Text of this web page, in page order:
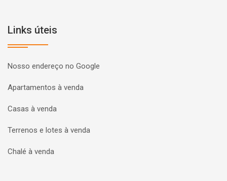
Links úteis
Nosso endereço no Google
Apartamentos à venda
Casas à venda
Terrenos e lotes à venda
Chalé à venda